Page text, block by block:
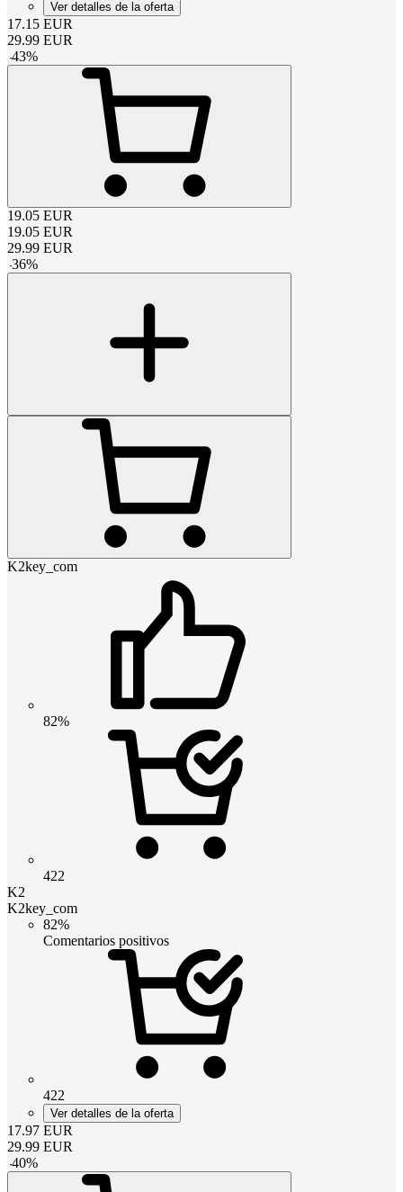
Ver detalles de la oferta
17.15 EUR
29.99 EUR
-43%
19.05 EUR
19.05 EUR
29.99 EUR
-36%
K2key_com
82%
422
K2
K2key_com
82%
Comentarios positivos
422
Ver detalles de la oferta
17.97 EUR
29.99 EUR
-40%